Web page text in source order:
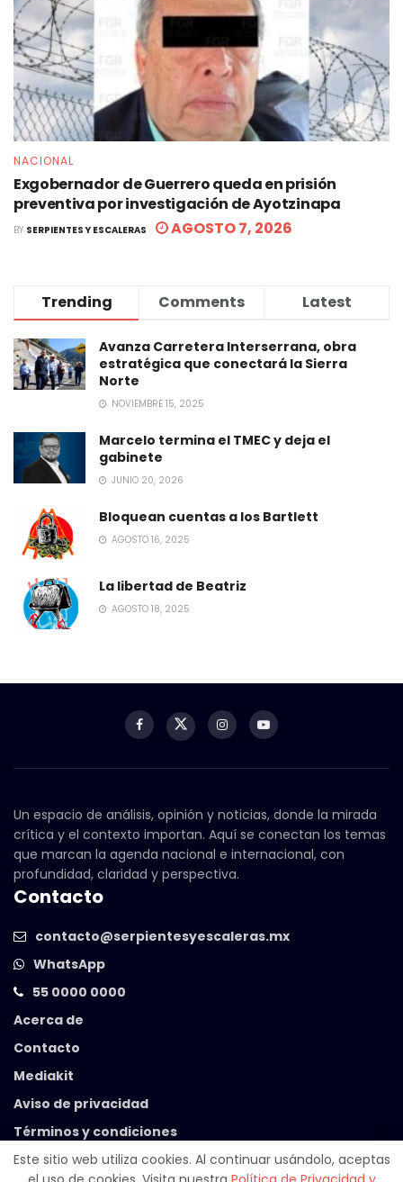
NACIONAL
Exgobernador de Guerrero queda en prisión
preventiva por investigación de Ayotzinapa
BY SERPIENTES Y ESCALERAS AGOSTO 7, 2026
Trending Comments Latest
Avanza Carretera Interserrana, obra
estratégica que conectará la Sierra
Norte
NOVIEMBRE 15, 2025
Marcelo termina el TMEC y deja el
gabinete
JUNIO 20, 2026
Bloquean cuentas a los Bartlett
AGOSTO 16, 2025
La libertad de Beatriz
AGOSTO 18, 2025
Un espacio de análisis, opinión y noticias, donde la mirada
crítica y el contexto importan. Aquí se conectan los temas
que marcan la agenda nacional e internacional, con
profundidad, claridad y perspectiva.
Contacto
contacto@serpientesyescaleras.mx
WhatsApp
55 0000 0000
Acerca de
Contacto
Mediakit
Aviso de privacidad
Términos y condiciones
Este sitio web utiliza cookies. Al continuar usándolo, aceptas